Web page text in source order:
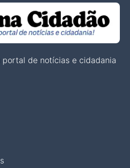
portal de notícias e cidadania